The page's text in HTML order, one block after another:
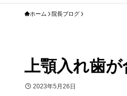
ホーム 院長ブログ
上顎入れ歯
2023年5月26日